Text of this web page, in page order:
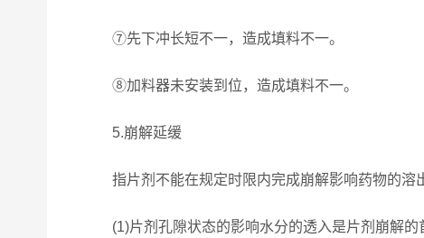
⑦先下冲长短不一，造成填料不一。
⑧加料器未安装到位，造成填料不一。
5.崩解延缓
指片剂不能在规定时限内完成崩解影响药物的溶
(1)片剂孔隙状态的影响水分的透入是片剂崩解的